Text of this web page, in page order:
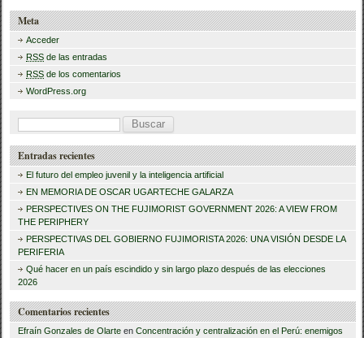
e
b
o
o
k
er p
tir
Meta
Acceder
RSS de las entradas
RSS de los comentarios
WordPress.org
B
u
s
c
a
:
Entradas recientes
El futuro del empleo juvenil y la inteligencia artificial
EN MEMORIA DE OSCAR UGARTECHE GALARZA
PERSPECTIVES ON THE FUJIMORIST GOVERNMENT 2026: A VIEW FROM
THE PERIPHERY
PERSPECTIVAS DEL GOBIERNO FUJIMORISTA 2026: UNA VISIÓN DESDE LA
PERIFERIA
Qué hacer en un país escindido y sin largo plazo después de las elecciones
2026
Comentarios recientes
Efraín Gonzales de Olarte enConcentración y centralización en el Perú: enemigos